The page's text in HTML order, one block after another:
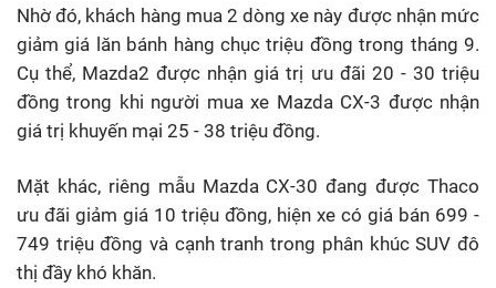
Nhờ đó, khách hàng mua 2 dòng xe này được nhận mức
giảm giá lăn bánh hàng chục triệu đồng trong tháng 9.
Cụ thể, Mazda2 được nhận giá trị ưu đãi 20 - 30 triệu
đồng trong khi người mua xe Mazda CX-3 được nhận
giá trị khuyến mại 25 - 38 triệu đồng.
Mặt khác, riêng mẫu Mazda CX-30 đang được Thaco
ưu đãi giảm giá 10 triệu đồng, hiện xe có giá bán 699 -
749 triệu đồng và cạnh tranh trong phân khúc SUV đô
thị đầy khó khăn.